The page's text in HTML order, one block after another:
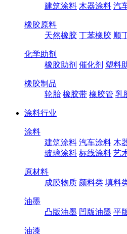
建筑涂料 木器涂料 汽
橡胶原料
天然橡胶 丁苯橡胶 顺
化学助剂
橡胶助剂 催化剂 塑料
橡胶制品
轮胎 橡胶带 橡胶管 乳
涂料行业
涂料
建筑涂料 汽车涂料 木
玻璃涂料 标线涂料 艺
原材料
成膜物质 颜料类 填料
油墨
凸版油墨 凹版油墨 平
油漆